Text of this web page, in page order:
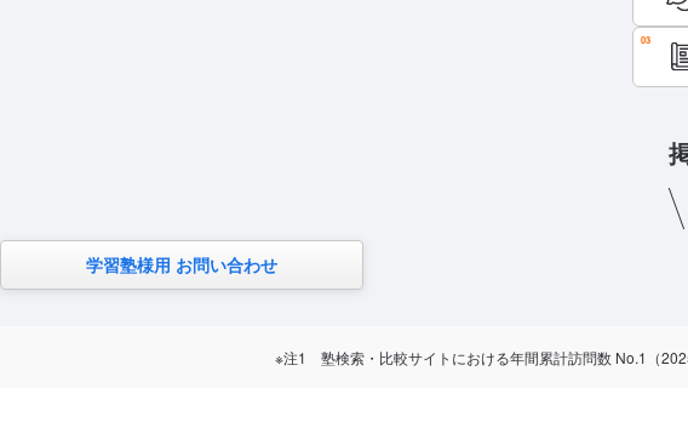
学習塾様用 お問い合わせ
※注1 塾検索・比較サイトにおける年間累計訪問数 No.1（